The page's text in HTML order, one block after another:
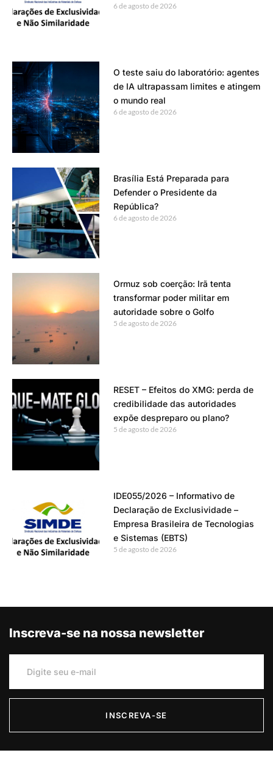
6 de agosto de 2026
O teste saiu do laboratório: agentes
de IA ultrapassam limites e atingem
o mundo real
6 de agosto de 2026
Brasília Está Preparada para
Defender o Presidente da
República?
6 de agosto de 2026
Ormuz sob coerção: Irã tenta
transformar poder militar em
autoridade sobre o Golfo
5 de agosto de 2026
RESET – Efeitos do XMG: perda de
credibilidade das autoridades
expõe despreparo ou plano?
5 de agosto de 2026
IDE055/2026 – Informativo de
Declaração de Exclusividade –
Empresa Brasileira de Tecnologias
e Sistemas (EBTS)
5 de agosto de 2026
Inscreva-se na nossa newsletter
INSCREVA-SE